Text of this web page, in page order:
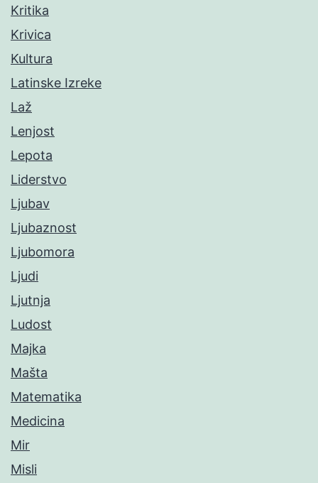
Kritika
Krivica
Kultura
Latinske Izreke
Laž
Lenjost
Lepota
Liderstvo
Ljubav
Ljubaznost
Ljubomora
Ljudi
Ljutnja
Ludost
Majka
Mašta
Matematika
Medicina
Mir
Misli